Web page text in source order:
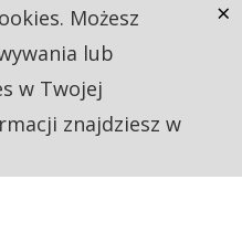
Możesz
lub
w Twojej
znajdziesz w
×